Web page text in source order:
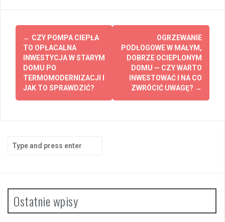
Post
navigation
← CZY POMPA CIEPŁA
TO OPŁACALNA
INWESTYCJA W STARYM
DOMU PO
TERMOMODERNIZACJI I
JAK TO SPRAWDZIĆ?
OGRZEWANIE
PODŁOGOWE W MAŁYM,
DOBRZE OCIEPLONYM
DOMU — CZY WARTO
INWESTOWAĆ I NA CO
ZWRÓCIĆ UWAGĘ? →
Search
for:
Ostatnie wpisy